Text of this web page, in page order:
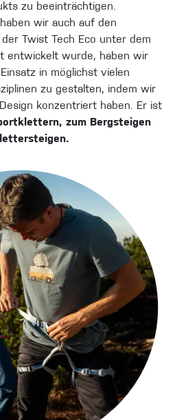
zu beeinträchtigen.
wir auch auf den
Twist Tech Eco unter dem
entwickelt wurde, haben wir
in möglichst vielen
zu gestalten, indem wir
konzentriert haben. Er ist
zum Bergsteigen